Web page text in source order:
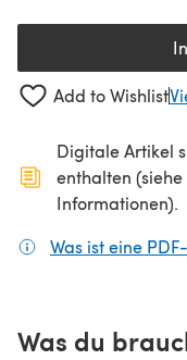
Add to Wishlist
Digitale Artikel
enthalten (siehe
Informationen).
Was ist eine
Was du